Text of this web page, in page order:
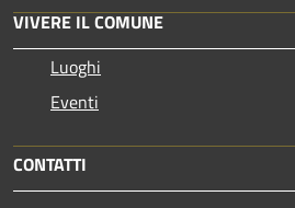
VIVERE IL COMUNE
Luoghi
Eventi
CONTATTI